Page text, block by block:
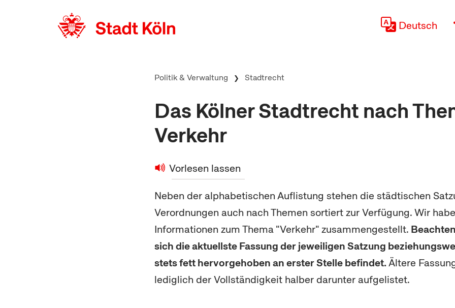
Deutsch
Politik & Verwaltung Stadtrecht
Das Kölner Stadtrecht nach
Verkehr
Vorlesen lassen
Neben der alphabetischen Auflistung stehen die städtischen
Verordnungen auch nach Themen sortiert zur Verfügung. Wir
Informationen zum Thema "Verkehr" zusammengestellt.
sich die aktuellste Fassung der jeweiligen Satzung
stets fett hervorgehoben an erster Stelle befindet.Ältere
lediglich der Vollständigkeit halber darunter aufgelistet.